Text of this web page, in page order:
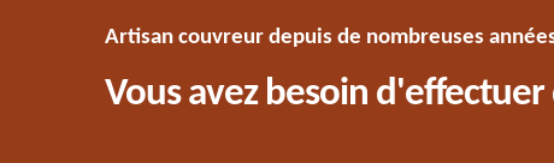
Artisan couvreur depuis de nombreuses
Vous avez besoin